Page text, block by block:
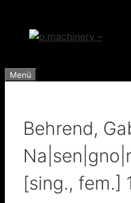
springen
Menü
Behrend,
[sing., fem.]